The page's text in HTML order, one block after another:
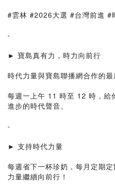
#雲林 #2026大選 #台灣前進 #
-
► 寶島真有力，時力向前行
時代力量與寶島聯播網合作的
每週一上午 11 時至 12 時，給
進步的時代聲音。
-
► 支持時代力量
每週省下一杯珍奶，每月定期
力量繼續向前行！